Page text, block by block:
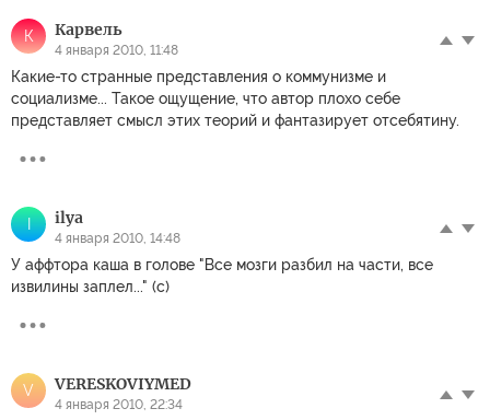
К Карвель
4 января 2010, 11:48
Какие-то странные представления о коммунизме и
социализме... Такое ощущение, что автор плохо себе
представляет смысл этих теорий и фантазирует отсебятину.
I ilya
4 января 2010, 14:48
У аффтора каша в голове "Все мозги разбил на части, все
извилины заплел..." (с)
V VERESKOVIYMED
4 января 2010, 22:34